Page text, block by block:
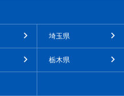
埼玉県
栃木県